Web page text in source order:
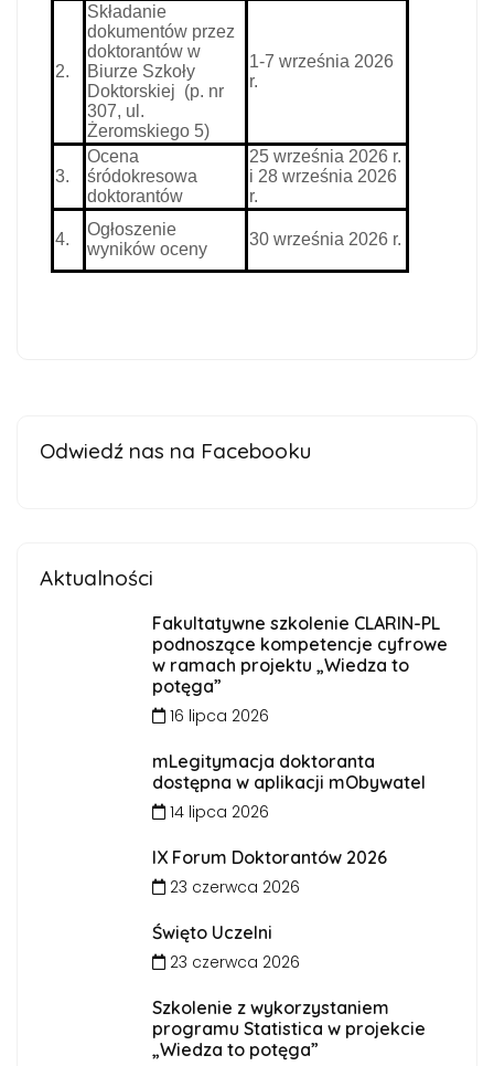
2.
Składanie
dokumentów przez
doktorantów w
Biurze Szkoły
Doktorskiej (p. nr
307, ul.
Żeromskiego 5)
1-7 września 2026
r.
3.
Ocena
śródokresowa
doktorantów
25 września 2026 r.
i 28 września 2026
r.
4.
Ogłoszenie
wyników oceny
30 września 2026 r.
Odwiedź nas na Facebooku
Aktualności
Fakultatywne szkolenie CLARIN-PL
podnoszące kompetencje cyfrowe
w ramach projektu „Wiedza to
potęga”
16 lipca 2026
mLegitymacja doktoranta
dostępna w aplikacji mObywatel
14 lipca 2026
IX Forum Doktorantów 2026
23 czerwca 2026
Święto Uczelni
23 czerwca 2026
Szkolenie z wykorzystaniem
programu Statistica w projekcie
„Wiedza to potęga”